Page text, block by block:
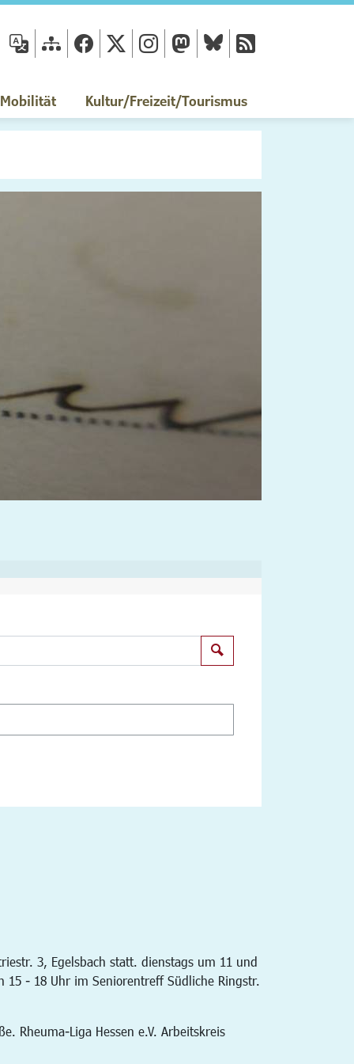
Kultur/Freizeit/Tourismus
3, Egelsbach statt. dienstags um 11 und
- 18 Uhr im Seniorentreff Südliche Ringstr.
Rheuma-Liga Hessen e.V. Arbeitskreis